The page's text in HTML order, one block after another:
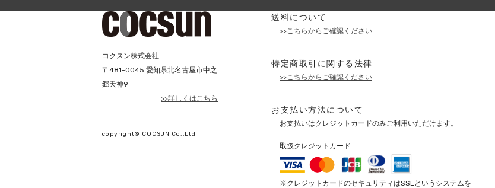
コクスン株式会社
〒 481-0045 愛知県北名古屋市中之
郷天神9
>>詳しくはこちら
copyright© COCSUN Co.,Ltd
送料について
>>こちらからご確認ください
特定商取引に関する法律
>>こちらからご確認ください
お支払い方法について
お支払いはクレジットカードのみご利用いただけます。
取扱クレジットカード
※クレジットカードのセキュリティはSSLというシステムを